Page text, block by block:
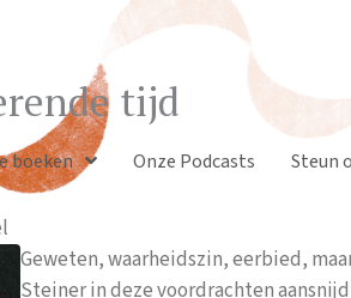
tijd
boeken Onze Podcasts Steun
Geweten, waarheidszin, eerbied,
Steiner in deze voordrachten